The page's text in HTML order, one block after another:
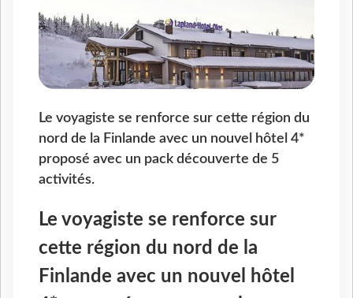
Le voyagiste se renforce sur cette région du
nord de la Finlande avec un nouvel hôtel 4*
proposé avec un pack découverte de 5
activités.
Le voyagiste se renforce sur
cette région du nord de la
Finlande avec un nouvel hôtel